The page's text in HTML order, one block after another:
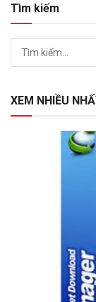
Tìm kiếm
XEM NHIỀU